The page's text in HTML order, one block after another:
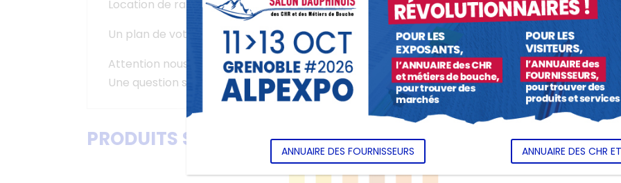
Location de rallonge (câble plat) + installation (passage sous la moquette et sortie de la
Un plan de votre stand doit nous être transmis pour localiser l'emplacement souhaité de
Attention nous ne pourrons plus traiter ces commandes une fois sur place.
Une question sur ce produit ? Contactez Bastien 05 59 31 11 66 ou par e-mail :
PRODUITS SIMILAIRESANNUAIRE DES FOURNISSEURS ANNUAIRE DES CHR